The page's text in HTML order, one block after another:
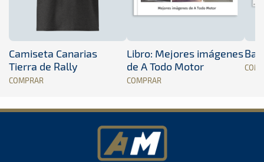
Camiseta Canarias
Tierra de Rally
COMPRAR
Libro: Mejores imágenes
de A Todo Motor
COMPRAR